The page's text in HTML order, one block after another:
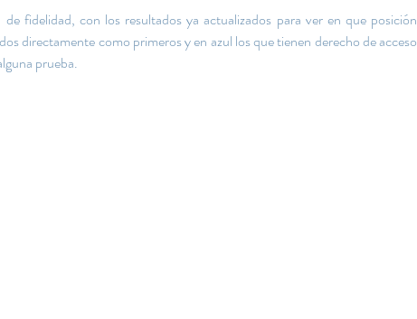
fidelidad, con los resultados ya actualizados para ver en que posición
directamente como primeros y en azul los que tienen derecho de acceso
prueba.